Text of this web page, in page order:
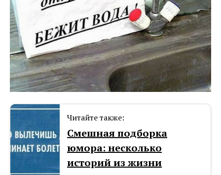
Читайте также:
Смешная подборка
юмора: несколько
историй из жизни